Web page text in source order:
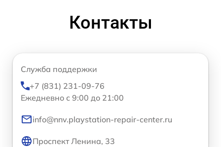
Контакты
Служба поддержки
+7 (831) 231-09-76
Ежедневно с 9:00 до 21:00
info@nnv.playstation-repair-center.ru
Проспект Ленина, 33